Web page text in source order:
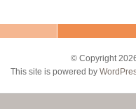
© Copyright
This site is powered by